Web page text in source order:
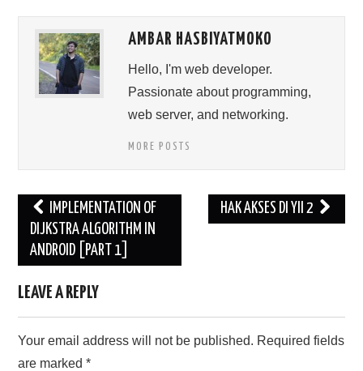
AMBAR HASBIYATMOKO
Hello, I'm web developer.
Passionate about programming,
web server, and networking.
MORE POSTS
Post
navigation
IMPLEMENTATION OF
DIJKSTRA ALGORITHM IN
ANDROID [PART 1]
HAK AKSES DI YII 2
LEAVE A REPLY
Your email address will not be published. Required fields
are marked*